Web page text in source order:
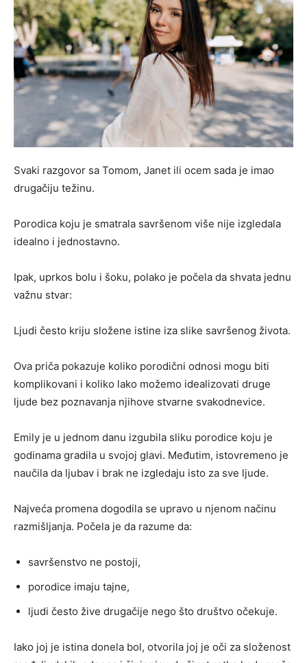
Svaki razgovor sa Tomom, Janet ili ocem sada je imao
drugačiju težinu.
Porodica koju je smatrala savršenom više nije izgledala
idealno i jednostavno.
Ipak, uprkos bolu i šoku, polako je počela da shvata jednu
važnu stvar:
Ljudi često kriju složene istine iza slike savršenog života.
Ova priča pokazuje koliko porodični odnosi mogu biti
komplikovani i koliko lako možemo idealizovati druge
ljude bez poznavanja njihove stvarne svakodnevice.
Emily je u jednom danu izgubila sliku porodice koju je
godinama gradila u svojoj glavi. Međutim, istovremeno je
naučila da ljubav i brak ne izgledaju isto za sve ljude.
Najveća promena dogodila se upravo u njenom načinu
razmišljanja. Počela je da razume da:
savršenstvo ne postoji,
porodice imaju tajne,
ljudi često žive drugačije nego što društvo očekuje.
Iako joj je istina donela bol, otvorila joj je oči za složenost